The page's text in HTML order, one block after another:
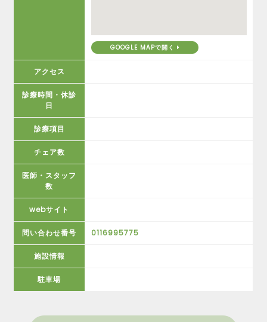
GOOGLE MAPで開く
アクセス
診療時間・休診
日
診療項目
チェア数
医師・スタッフ
数
webサイト
問い合わせ番号 0116995775
施設情報
駐車場